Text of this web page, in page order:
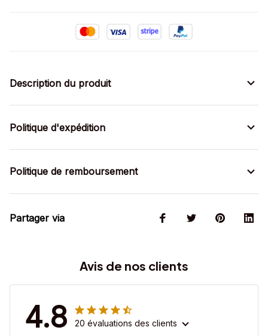
Description du produit
Politique d'expédition
Politique de remboursement
Partager via
Avis de nos clients
4.8 20 évaluations des clients